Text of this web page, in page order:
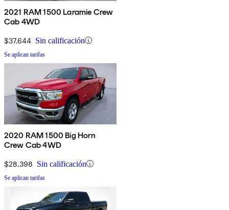
2021 RAM 1500 Laramie Crew
Cab 4WD
$37,644 Sin calificación
Se aplican tarifas
2020 RAM 1500 Big Horn
Crew Cab 4WD
$28,398 Sin calificación
Se aplican tarifas